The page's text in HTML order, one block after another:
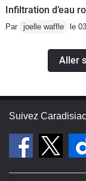
Infiltration d’eau
Par joelle waffle le
Aller
Suivez Caradisiac